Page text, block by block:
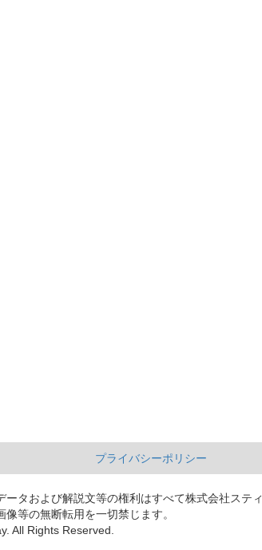
プライバシーポリシー
ータおよび解説文等の権利はすべて株式会社ステ
等の無断転用を一切禁じます。
All Rights Reserved.